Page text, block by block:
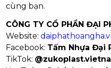
cùng bạn.
CÔNG TY CỔ PHẦN ĐẠI
Website:
Facebook: Tấm Nhựa Đại
TikTok: